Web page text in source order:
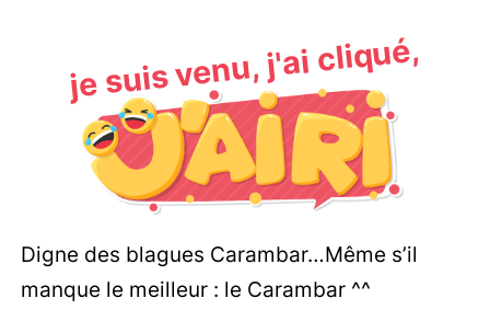
je suis venu, j'ai cliqué,
Digne des blagues Carambar…Même s’il
manque le meilleur : le Carambar ^^